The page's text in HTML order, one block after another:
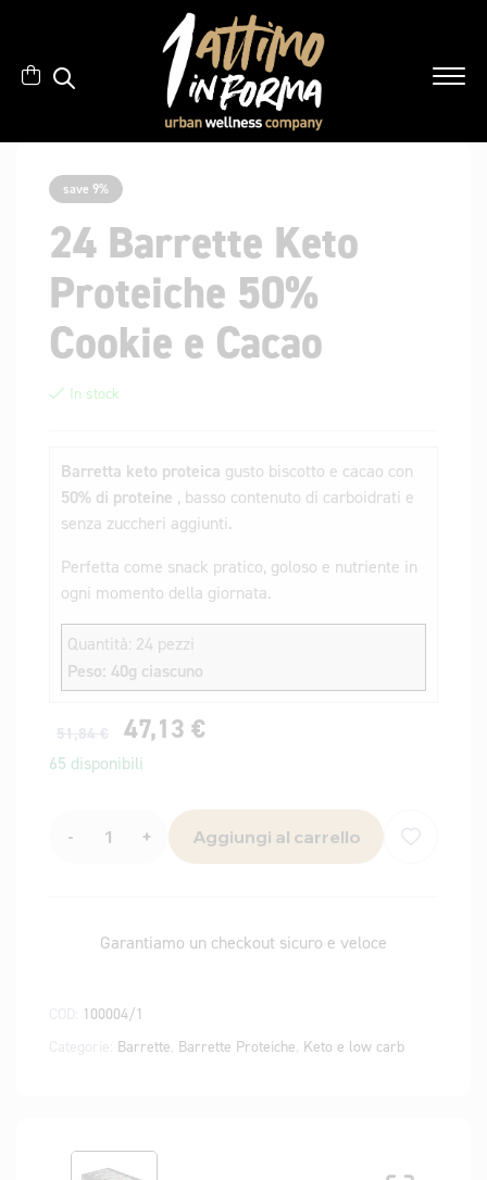
save 9%
24 Barrette Keto
Proteiche 50%
Cookie e Cacao
In stock
Barretta keto proteica gusto biscotto e cacao con
50% di proteine , basso contenuto di carboidrati e
senza zuccheri aggiunti.
Perfetta come snack pratico, goloso e nutriente in
ogni momento della giornata.
Quantità: 24 pezzi
Peso: 40g ciascuno
47,13 €
65 disponibili
- + Aggiungi al carrello
Garantiamo un checkout sicuro e veloce
100004/1
Barrette Barrette Proteiche Keto e low carb